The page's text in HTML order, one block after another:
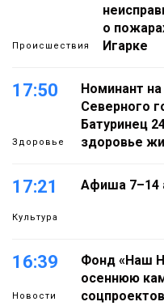
Происшествия
о
Игарке
17:50
Здоровье
Номинант
Северного
Батуринец
здоровье
17:21
Культура
Афиша 7–14
16:39
Новости
Фонд «Наш
осеннюю
соцпроектов